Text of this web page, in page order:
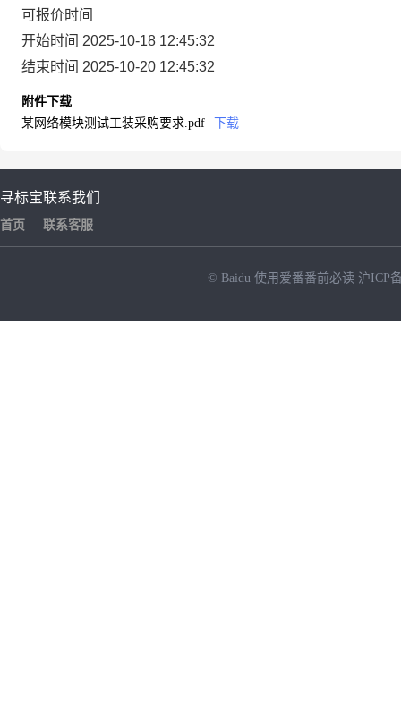
可报价时间
开始时间 2025-10-18 12:45:32
结束时间 2025-10-20 12:45:32
附件下载
某网络模块测试工装采购要求.pdf
下载
寻标宝
首页
联系我们
联系客服
© Baidu 使用爱番番前必读 沪ICP